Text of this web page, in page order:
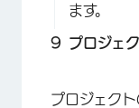
ます。
プロジェ
プロジェク